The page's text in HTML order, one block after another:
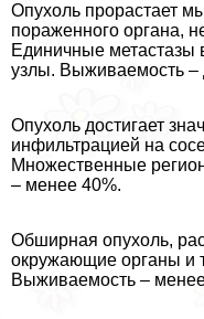
Опухоль прорастает
пораженного органа,
Единичные метастазы
узлы. Выживаемость –
Опухоль достигает
инфильтрацией на
Множественные
– менее 40%.
Обширная опухоль,
окружающие органы и
Выживаемость –